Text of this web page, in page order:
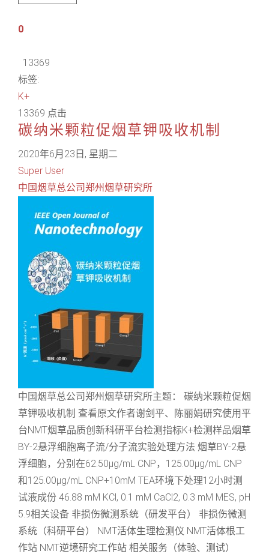
0
13369
标签:
K+
13369 点击
碳纳米颗粒促烟草钾吸收机制
2020年6月23日, 星期二
Super User
中国烟草总公司郑州烟草研究所
中国烟草总公司郑州烟草研究所主题： 碳纳米颗粒促烟
草钾吸收机制 查看原文作者谢剑平、陈丽娟研究使用平
台NMT烟草品质创新科研平台检测指标K+检测样品烟草
BY-2悬浮细胞离子流/分子流实验处理方法 烟草BY-2悬
浮细胞，分别在62.50μg/mL CNP，125.00μg/mL CNP
和125.00μg/mL CNP+10mM TEA环境下处理12小时测
试液成份 46.88 mM KCl, 0.1 mM CaCl2, 0.3 mM MES, pH
5.9相关设备 非损伤微测系统（研发平台） 非损伤微测
系统（科研平台） NMT活体生理检测仪 NMT活体根工
作站 NMT逆境研究工作站 相关服务（体验、测试）